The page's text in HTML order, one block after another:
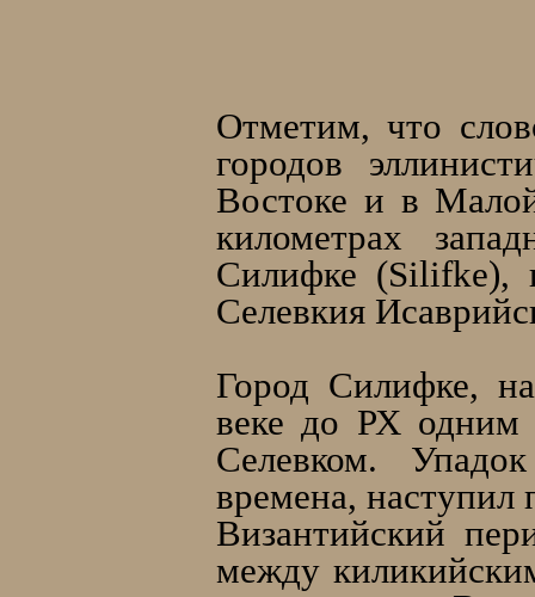
Отметим, что
городов
Востоке и в
километрах
Силифке (Silifke),
Селевкия
Город Силифке,
веке до РХ одним
Селевком.
времена, наступил
Византийский
между